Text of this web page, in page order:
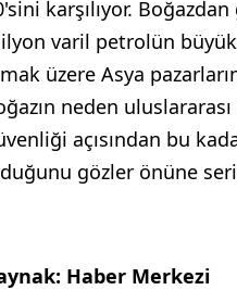
karşılıyor.
varil petrolün büyük
üzere Asya
neden
açısından bu
gözler önüne
Haber Merkezi